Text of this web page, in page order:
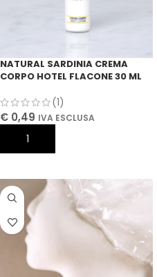
NATURAL SARDINIA CREMA
CORPO HOTEL FLACONE 30 ML
(1)
€ 0,49 IVA ESCLUSA
AGGIUNGI AL CARRELLO